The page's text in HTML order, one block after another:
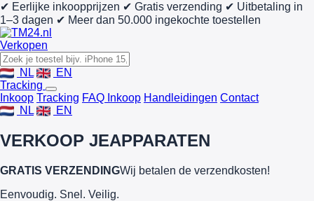
✔ Eerlijke inkoopprijzen ✔ Gratis verzending ✔ Uitbetaling in
1–3 dagen ✔ Meer dan 50.000 ingekochte toestellen
Verkopen
NL
EN
Tracking
Inkoop Tracking FAQ Inkoop Handleidingen Contact
NL
EN
VERKOOP JEAPPARATEN
GRATIS VERZENDINGWij betalen de verzendkosten!
Eenvoudig. Snel. Veilig.